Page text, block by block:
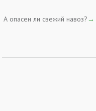
А опасен ли свежий навоз?→